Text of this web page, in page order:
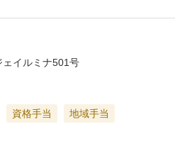
イルミナ501号
資格手当
地域手当